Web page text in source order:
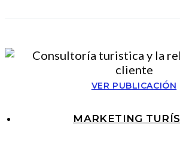
VER PUBLICACIÓN
MARKETING